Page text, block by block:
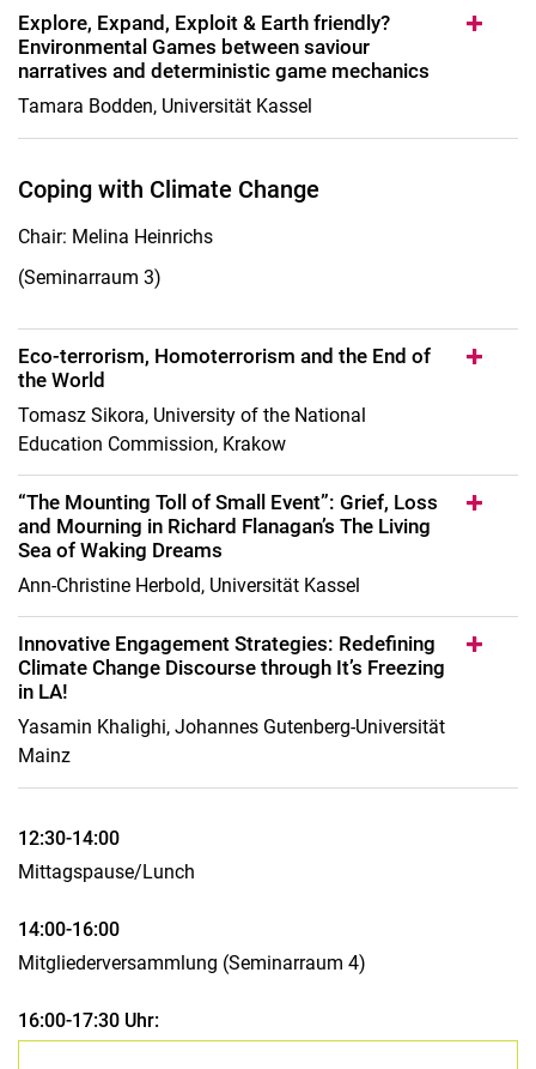
Explore, Expand, Exploit & Earth friendly?
Environmental Games between saviour
narratives and deterministic game mechanics
Tamara Bodden, Universität Kassel
Coping with Climate Change
Chair: Melina Heinrichs
(Seminarraum 3)
Eco-terrorism, Homoterrorism and the End of
the World
Tomasz Sikora, University of the National
Education Commission, Krakow
“The Mounting Toll of Small Event”: Grief, Loss
and Mourning in Richard Flanagan’s The Living
Sea of Waking Dreams
Ann-Christine Herbold, Universität Kassel
Innovative Engagement Strategies: Redefining
Climate Change Discourse through It’s Freezing
in LA!
Yasamin Khalighi, Johannes Gutenberg-Universität
Mainz
12:30-14:00
Mittagspause/Lunch
14:00-16:00
Mitgliederversammlung (Seminarraum 4)
16:00-17:30 Uhr: